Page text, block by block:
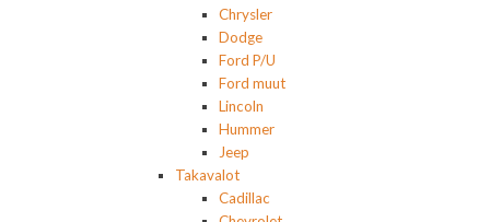
Chrysler
Dodge
Ford P/U
Ford muut
Lincoln
Hummer
Jeep
Takavalot
Cadillac